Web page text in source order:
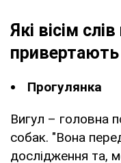
Які вісім
привертають
Прогулянка
Вигул – головна
собак. "Вона
дослідження та,